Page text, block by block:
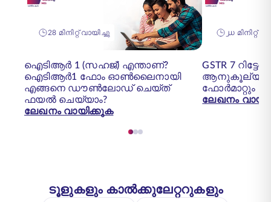
28 മിനിറ്റ് വായിച്ചു
ഐടിആർ 1 (സഹജ്) എന്താണ്?
ഐടിആർ1 ഫോം ഓൺലൈനായി
എങ്ങനെ ഡൗൺലോഡ് ചെയ്ത്
ഫയൽ ചെയ്യാം?
ലേഖനം വായിക്കുക
൰ മിനിറ്റ്
GSTR 7
ഫോർമാറ്റും
ലേഖനം
ടൂളുകളും കാൽക്കുലേറ്ററുകളും